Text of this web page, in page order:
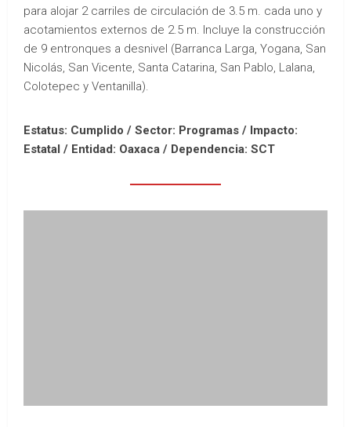
para alojar 2 carriles de circulación de 3.5 m. cada uno y
acotamientos externos de 2.5 m. Incluye la construcción
de 9 entronques a desnivel (Barranca Larga, Yogana, San
Nicolás, San Vicente, Santa Catarina, San Pablo, Lalana,
Colotepec y Ventanilla).
Estatus: Cumplido / Sector: Programas / Impacto:
Estatal / Entidad: Oaxaca / Dependencia: SCT